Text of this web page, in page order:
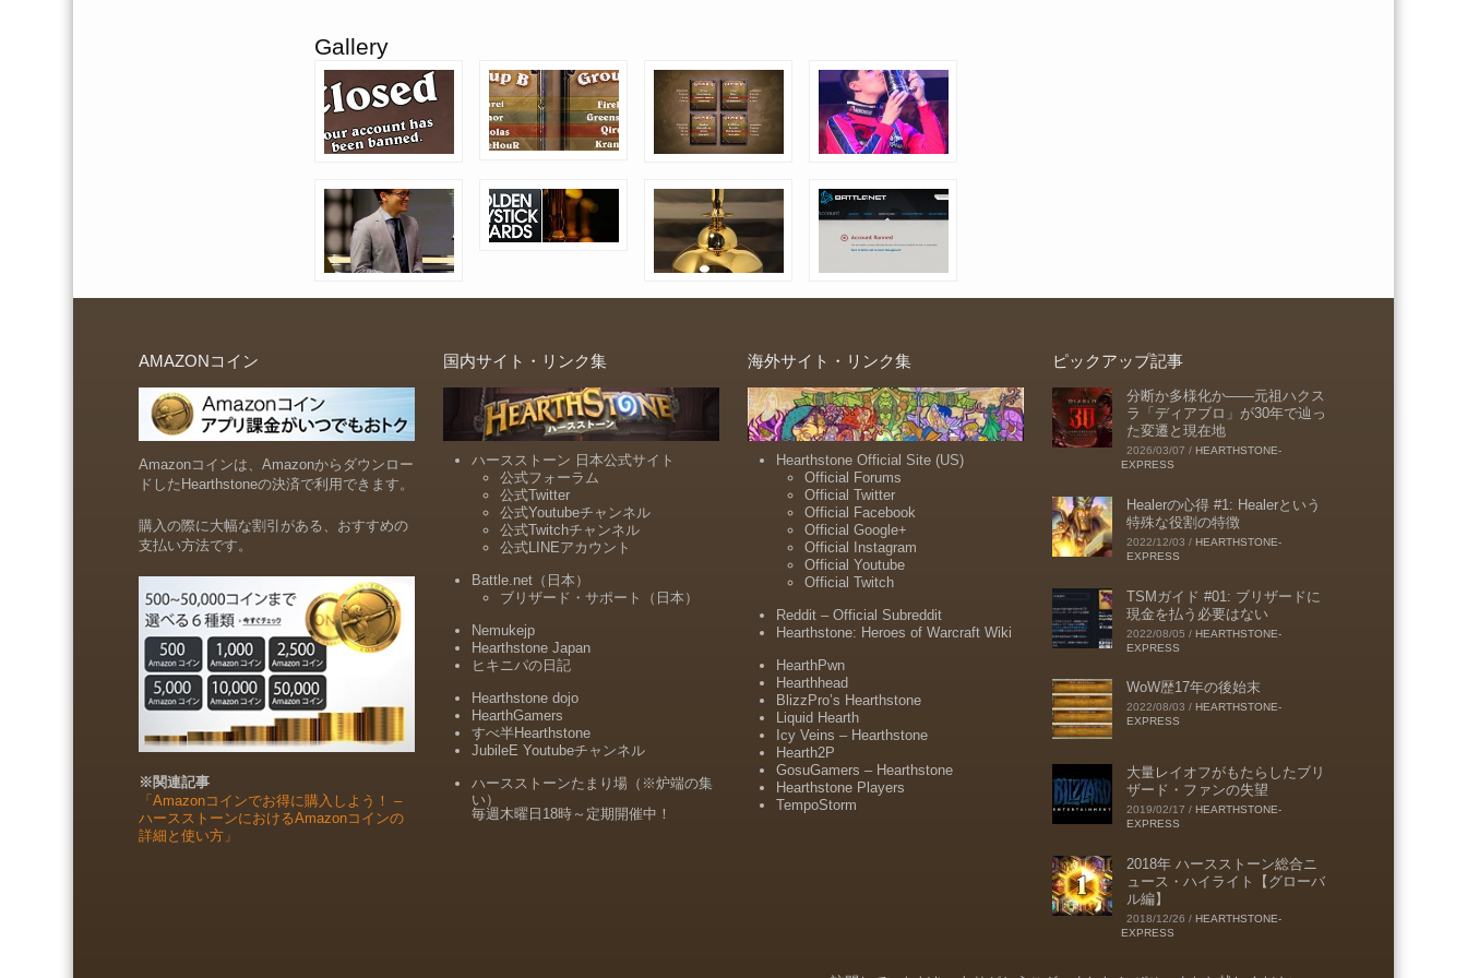
Gallery
AMAZONコイン
Amazonコインは、Amazonからダウンロー
ドしたHearthstoneの決済で利用できます。
購入の際に大幅な割引がある、おすすめの
支払い方法です。
※関連記事
「Amazonコインでお得に購入しよう！ –
ハースストーンにおけるAmazonコインの
詳細と使い方」
国内サイト・リンク集
ハースストーン 日本公式サイト
公式フォーラム
公式Twitter
公式Youtubeチャンネル
公式Twitchチャンネル
公式LINEアカウント
Battle.net（日本）
ブリザード・サポート（日本）
Nemukejp
Hearthstone Japan
ヒキニパの日記
Hearthstone dojo
HearthGamers
すべ半Hearthstone
JubileE Youtubeチャンネル
ハースストーンたまり場（※炉端の集
い）
毎週木曜日18時～定期開催中！
海外サイト・リンク集
Hearthstone Official Site (US)
Official Forums
Official Twitter
Official Facebook
Official Google+
Official Instagram
Official Youtube
Official Twitch
Reddit – Official Subreddit
Hearthstone: Heroes of Warcraft Wiki
HearthPwn
Hearthhead
BlizzPro’s Hearthstone
Liquid Hearth
Icy Veins – Hearthstone
Hearth2P
GosuGamers – Hearthstone
Hearthstone Players
TempoStorm
ピックアップ記事
分断か多様化か――元祖ハクス
ラ「ディアブロ」が30年で辿っ
た変遷と現在地
2026/03/07 / HEARTHSTONE-
EXPRESS
Healerの心得 #1: Healerという
特殊な役割の特徴
2022/12/03 / HEARTHSTONE-
EXPRESS
TSMガイド #01: ブリザードに
現金を払う必要はない
2022/08/05 / HEARTHSTONE-
EXPRESS
WoW歴17年の後始末
2022/08/03 / HEARTHSTONE-
EXPRESS
大量レイオフがもたらしたブリ
ザード・ファンの失望
2019/02/17 / HEARTHSTONE-
EXPRESS
2018年 ハースストーン総合ニ
ュース・ハイライト【グローバ
ル編】
2018/12/26 / HEARTHSTONE-
EXPRESS